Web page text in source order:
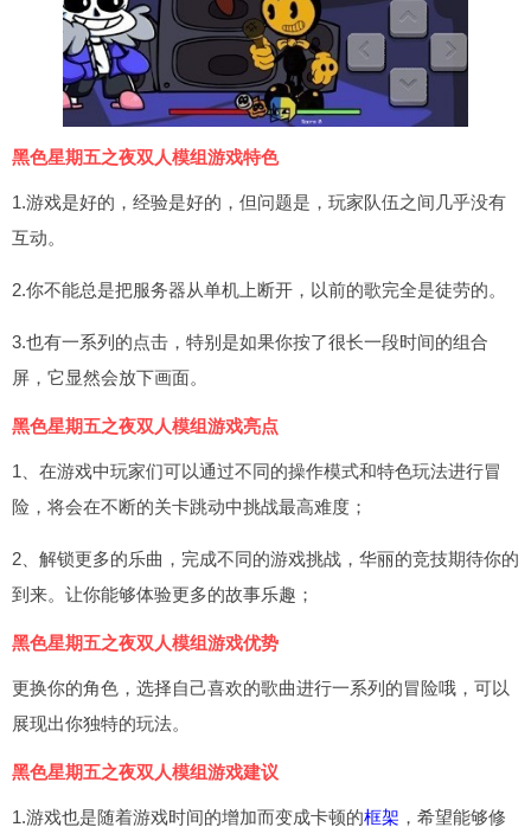
黑色星期五之夜双人模组游戏特色
1.游戏是好的，经验是好的，但问题是，玩家队伍之间几乎没有
互动。
2.你不能总是把服务器从单机上断开，以前的歌完全是徒劳的。
3.也有一系列的点击，特别是如果你按了很长一段时间的组合
屏，它显然会放下画面。
黑色星期五之夜双人模组游戏亮点
1、在游戏中玩家们可以通过不同的操作模式和特色玩法进行冒
险，将会在不断的关卡跳动中挑战最高难度；
2、解锁更多的乐曲，完成不同的游戏挑战，华丽的竞技期待你的
到来。让你能够体验更多的故事乐趣；
黑色星期五之夜双人模组游戏优势
更换你的角色，选择自己喜欢的歌曲进行一系列的冒险哦，可以
展现出你独特的玩法。
黑色星期五之夜双人模组游戏建议
1.游戏也是随着游戏时间的增加而变成卡顿的框架 ，希望能够修